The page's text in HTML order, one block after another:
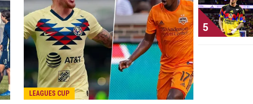
LEAGUES CUP
5